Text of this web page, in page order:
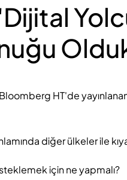
HT'de
diğer ülkeler ile
için ne yapmalı?